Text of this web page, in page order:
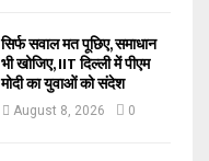
सिर्फ सवाल मत पूछिए, समाधान
भी खोजिए, IIT दिल्ली में पीएम
मोदी का युवाओं को संदेश
August 8, 2026 0